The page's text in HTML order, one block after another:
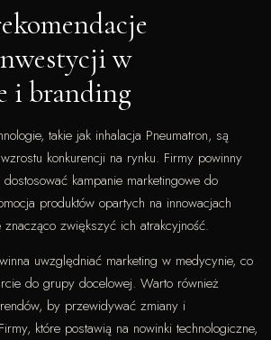
w
i branding
takie jak inhalacja Pneumatron, są
konkurencji na rynku. Firmy powinny
kampanie marketingowe do
produktów opartych na innowacjach
zwiększyć ich atrakcyjność.
uwzględniać marketing w medycynie, co
do grupy docelowej. Warto również
by przewidywać zmiany i
które postawią na nowinki technologiczne,